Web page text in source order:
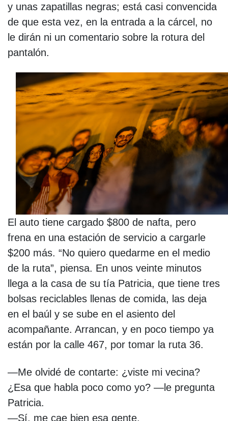
y unas zapatillas negras; está casi convencida
de que esta vez, en la entrada a la cárcel, no
le dirán ni un comentario sobre la rotura del
pantalón.
El auto tiene cargado $800 de nafta, pero
frena en una estación de servicio a cargarle
$200 más. “No quiero quedarme en el medio
de la ruta”, piensa. En unos veinte minutos
llega a la casa de su tía Patricia, que tiene tres
bolsas reciclables llenas de comida, las deja
en el baúl y se sube en el asiento del
acompañante. Arrancan, y en poco tiempo ya
están por la calle 467, por tomar la ruta 36.
—Me olvidé de contarte: ¿viste mi vecina?
¿Esa que habla poco como yo? —le pregunta
Patricia.
—Sí, me cae bien esa gente.